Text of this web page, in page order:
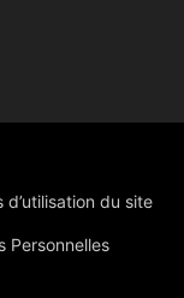
du site
Personnelles